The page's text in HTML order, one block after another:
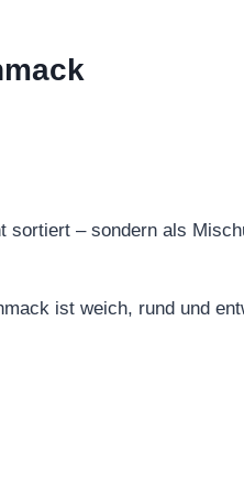
– sondern als
ist weich, rund und